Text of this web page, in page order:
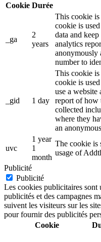
Cookie Durée
_ga
2
years
This cookie
cookie is
data and
analytics
anonymously
number to
_gid 1 day
This cookie
cookie is
use a website
report of how
collected
where they
an
uvc
1 year
1
month
The cookie is
usage of
Publicité
Publicité
Les cookies publicitaires
publicités et des campagnes
suivent les visiteurs sur les
pour fournir des publicités
Cookie